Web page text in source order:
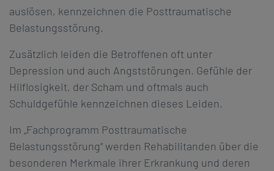
auslösen, kennzeichnen die Posttraumatische
Belastungsstörung.
Zusätzlich leiden die Betroffenen oft unter
Depression und auch Angststörungen. Gefühle der
Hilflosigkeit, der Scham und oftmals auch
Schuldgefühle kennzeichnen dieses Leiden.
Im „Fachprogramm Posttraumatische
Belastungsstörung“ werden Rehabilitanden über die
besonderen Merkmale ihrer Erkrankung und deren